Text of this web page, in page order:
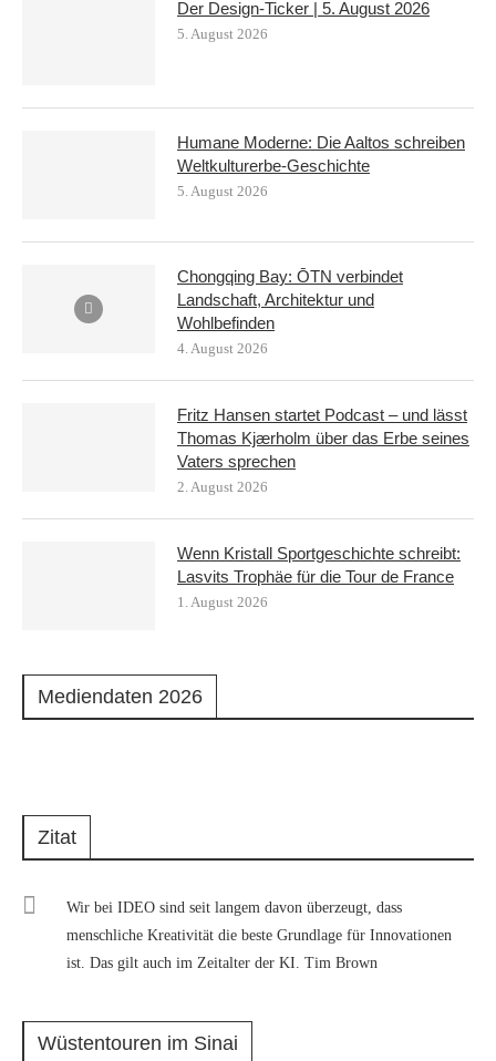
Der Design-Ticker | 5. August 2026
5. August 2026
Humane Moderne: Die Aaltos schreiben
Weltkulturerbe-Geschichte
5. August 2026
Chongqing Bay: ŌTN verbindet
Landschaft, Architektur und
Wohlbefinden
4. August 2026
Fritz Hansen startet Podcast – und lässt
Thomas Kjærholm über das Erbe seines
Vaters sprechen
2. August 2026
Wenn Kristall Sportgeschichte schreibt:
Lasvits Trophäe für die Tour de France
1. August 2026
Mediendaten 2026
Zitat
Wir bei IDEO sind seit langem davon überzeugt, dass
menschliche Kreativität die beste Grundlage für Innovationen
ist. Das gilt auch im Zeitalter der KI. Tim Brown
Wüstentouren im Sinai